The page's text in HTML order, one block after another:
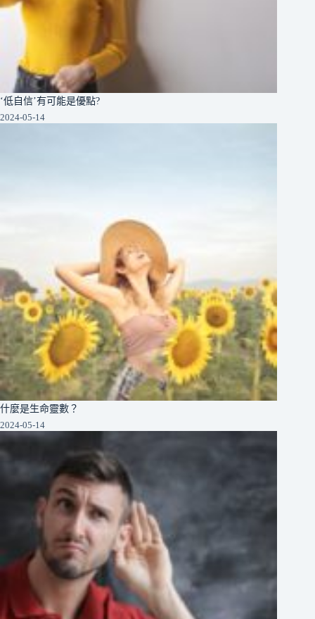
‘低自信’有可能是優點?
2024-05-14
什麼是生命靈數？
2024-05-14